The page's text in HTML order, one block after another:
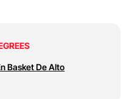
Basket De Alto